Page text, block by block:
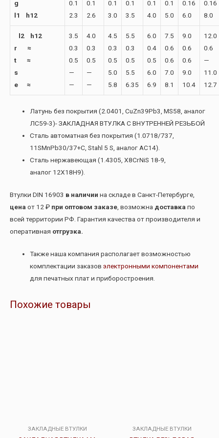
g
l1 h12
0.1
2.3
0.1
2.6
0.1
3.0
0.1
3.5
0.1
4.0
0.1
5.0
0.16
6.0
0.16
8.0
l2 h12
r ≈
t ≈
s
e ≈
3.5
0.3
0.5
—
—
4.0
0.3
0.5
—
—
4.5
0.3
0.5
5.0
5.8
5.5
0.3
0.5
5.5
6.35
6.0
0.4
0.5
6.0
6.9
7.5
0.6
0.6
7.0
8.1
9.0
0.6
0.6
9.0
10.4
12.0
0.6
—
11.0
12.7
Латунь без покрытия (2.0401, CuZn39Pb3, MS58, аналог
ЛС59-3)- ЗАКЛАДНАЯ ВТУЛКА С ВНУТРЕННЕЙ РЕЗЬБОЙ
Сталь автоматная без покрытия (1.0718/737,
11SMnPb30/37+C, Stahl 5 S, аналог АС14).
Сталь нержавеющая (1.4305, X8CrNiS 18-9,
аналог 12Х18Н9).
Втулки DIN 16903 в наличии на складе в Санкт-Петербурге,
цена от 12 ₽ при оптовом заказе , возможна доставка по
всей территории РФ. Гарантия качества от производителя и
оперативная отгрузка.
Также наша компания располагает возможностью
комплектации заказовэлектронными компонентами
для печатных плат и приборостроения.
Похожие товары
ЗАКЛАДНЫЕ ВТУЛКИ ЗАКЛАДНЫЕ ВТУЛКИ